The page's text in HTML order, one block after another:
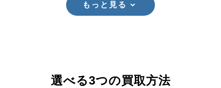
もっと見る
選べる3つの買取方法